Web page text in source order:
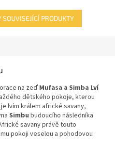
PRODUKTY
na zeď Mufasa a Simba Lví
dětského pokoje, kterou
je lvím králem africké savany,
Simbu budoucího následníka
savany právě touto
pokoji veselou a pohodovou